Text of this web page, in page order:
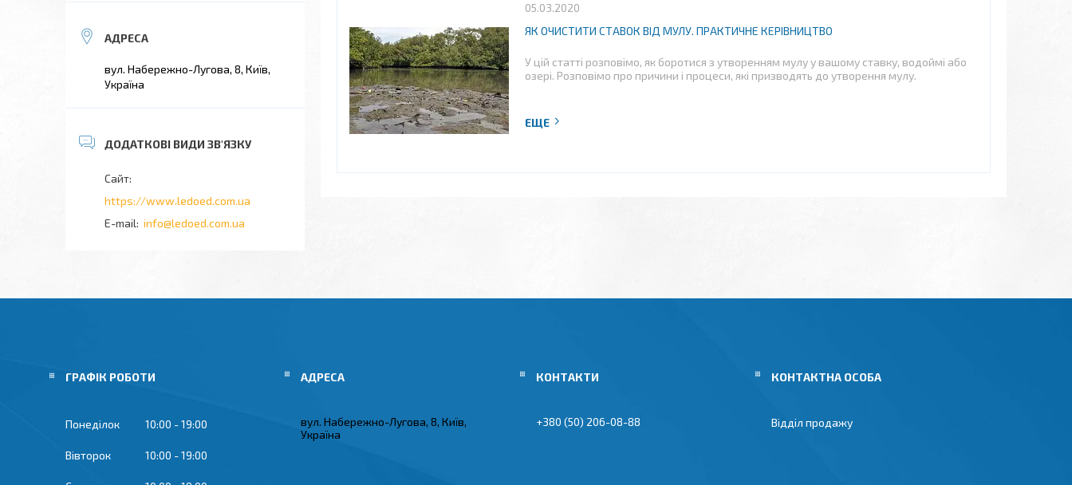
05.03.2020
ЯК ОЧИСТИТИ СТАВОК ВІД МУЛУ. ПРАКТИЧНЕ КЕРІВНИЦТВО
У цій статті розповімо, як боротися з утворенням мулу у вашому ставку, водоймі або
озері. Розповімо про причини і процеси, які призводять до утворення мулу.
вул. Набережно-Лугова, 8, Київ,
Україна
https://www.ledoed.com.ua
info@ledoed.com.ua
ГРАФІК РОБОТИ
Понеділок 10:00 19:00
Вівторок 10:00 19:00
вул. Набережно-Лугова, 8, Київ,
Україна
+380 (50) 206-08-88 Відділ продажу